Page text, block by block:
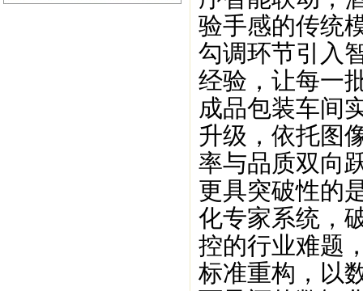
验手感的传统
勾调环节引入
经验，让每一
成品包装车间
升级，依托图
率与品质双向
更具突破性的
化专家系统，
控的行业难题
标准重构，以